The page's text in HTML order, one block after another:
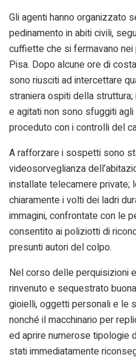
Gli agenti hanno organizzato
pedinamento in abiti civili,
cuffiette che si fermavano
Pisa. Dopo alcune ore di
sono riusciti ad intercettare
straniera ospiti della
e agitati non sono sfuggiti
proceduto con i controlli del
A rafforzare i sospetti sono
videosorveglianza
installate telecamere private;
chiaramente i volti dei ladri
immagini, confrontate con le
consentito ai poliziotti di
presunti autori del colpo.
Nel corso delle perquisizioni
rinvenuto e sequestrato
gioielli, oggetti personali e le
nonché il macchinario per
ed aprire numerose tipologie
stati immediatamente